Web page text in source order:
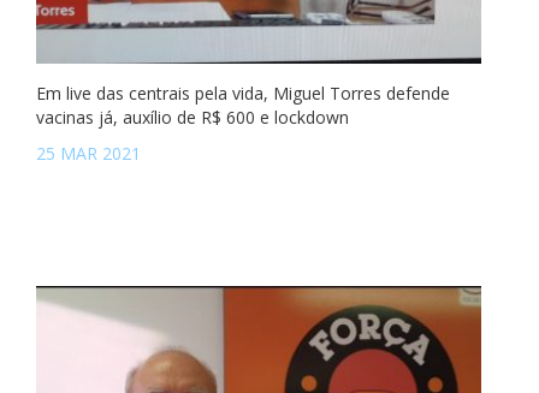
Em live das centrais pela vida, Miguel Torres defende
vacinas já, auxílio de R$ 600 e lockdown
25 MAR 2021